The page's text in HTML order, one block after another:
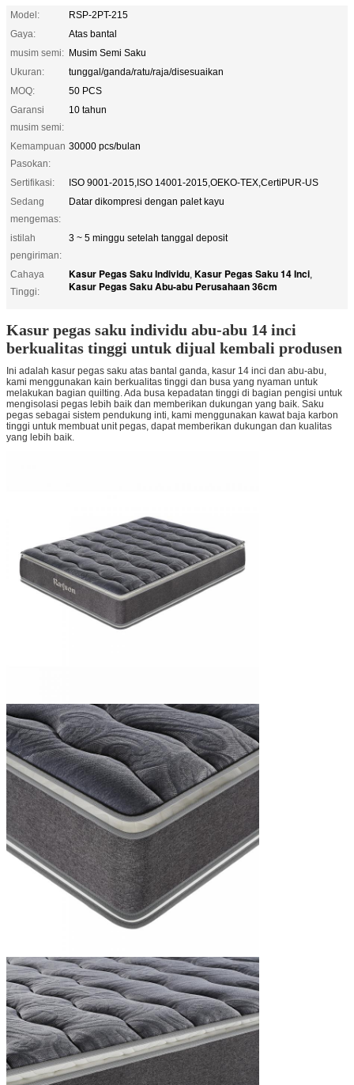
Model:
RSP-2PT-215
Gaya:
Atas bantal
musim semi: Musim Semi Saku
Ukuran:
tunggal/ganda/ratu/raja/disesuaikan
MOQ:
50 PCS
Garansi
musim semi:
10 tahun
Kemampuan
Pasokan:
30000 pcs/bulan
Sertifikasi:
ISO 9001-2015,ISO 14001-2015,OEKO-TEX,CertiPUR-US
Sedang
mengemas:
Datar dikompresi dengan palet kayu
istilah
pengiriman:
3 ~ 5 minggu setelah tanggal deposit
Cahaya
Tinggi:
Kasur Pegas Saku Individu, Kasur Pegas Saku 14 Inci,
Kasur Pegas Saku Abu-abu Perusahaan 36cm
Kasur pegas saku individu abu-abu 14 inci
berkualitas tinggi untuk dijual kembali produsen
Ini adalah kasur pegas saku atas bantal ganda, kasur 14 inci dan abu-abu,
kami menggunakan kain berkualitas tinggi dan busa yang nyaman untuk
melakukan bagian quilting. Ada busa kepadatan tinggi di bagian pengisi untuk
mengisolasi pegas lebih baik dan memberikan dukungan yang baik. Saku
pegas sebagai sistem pendukung inti, kami menggunakan kawat baja karbon
tinggi untuk membuat unit pegas, dapat memberikan dukungan dan kualitas
yang lebih baik.